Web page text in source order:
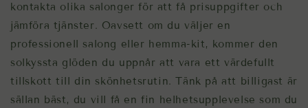
kontakta olika salonger för att få prisuppgifter och
jämföra tjänster. Oavsett om du väljer en
professionell salong eller hemma-kit, kommer den
solkyssta glöden du uppnår att vara ett värdefullt
tillskott till din skönhetsrutin. Tänk på att billigast är
sällan bäst, du vill få en fin helhetsupplevelse som du